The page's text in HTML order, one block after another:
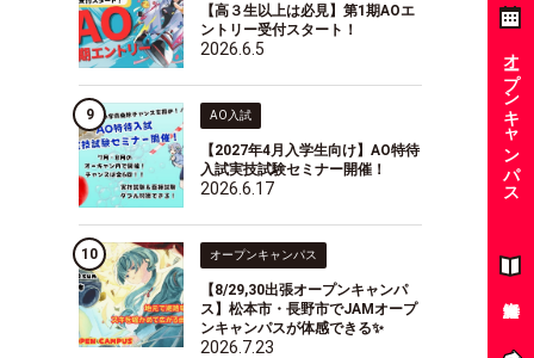
【高３生以上は必見】第1期AOエ
ントリー受付スタート！
2026.6.5
AO入試
【2027年4月入学生向け】AO特待
入試実技試験セミナー開催！
2026.6.17
オープンキャンパス
【8/29,30出張オープンキャンパ
ス】松本市・長野市でJAMオープ
ンキャンパスが体感できる✨
2026.7.23
オープンキャンパス